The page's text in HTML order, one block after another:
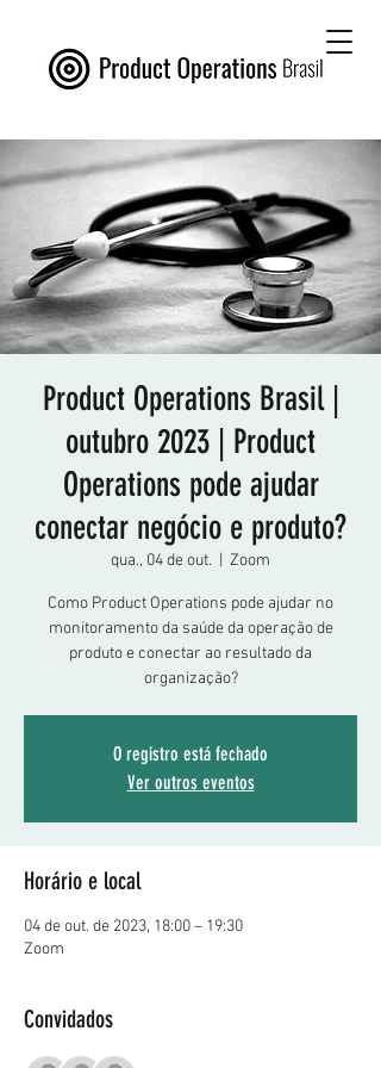
Product Operations Brasil |
outubro 2023 | Product
Operations pode ajudar
conectar negócio e produto?
qua., 04 de out. Zoom
Como Product Operations pode ajudar no
monitoramento da saúde da operação de
produto e conectar ao resultado da
organização?
O registro está fechado
Ver outros eventos
Horário e local
04 de out. de 2023, 18:00 – 19:30
Zoom
Convidados